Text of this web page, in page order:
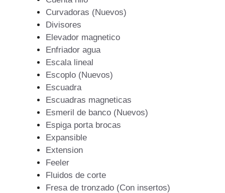
Curvadoras (Nuevos)
Divisores
Elevador magnetico
Enfriador agua
Escala lineal
Escoplo (Nuevos)
Escuadra
Escuadras magneticas
Esmeril de banco (Nuevos)
Espiga porta brocas
Expansible
Extension
Feeler
Fluidos de corte
Fresa de tronzado (Con insertos)